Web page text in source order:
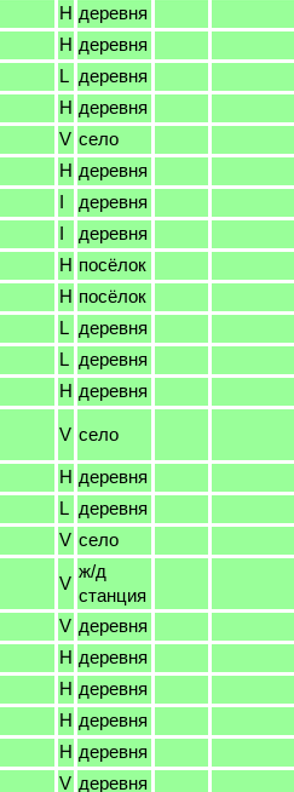
H деревня
H деревня
L деревня
H деревня
V село
H деревня
I
деревня
I
деревня
H посёлок
H посёлок
L деревня
L деревня
H деревня
V село
H деревня
L деревня
V село
V
ж/д
станция
V деревня
H деревня
H деревня
H деревня
H деревня
V деревня